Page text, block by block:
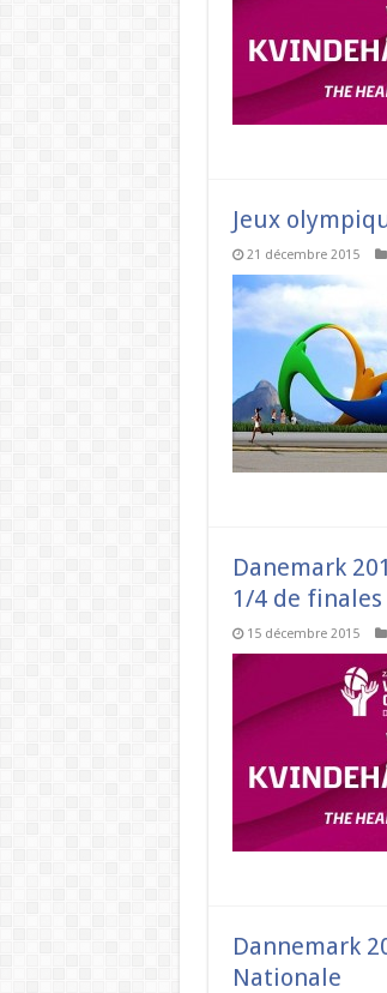
Jeux
21 décembre 2015
Danemark
1/4 de finales
15 décembre 2015
Dannemark
Nationale